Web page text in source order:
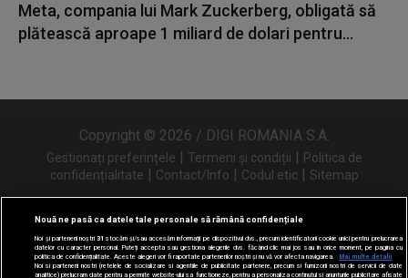
Meta, compania lui Mark Zuckerberg, obligată să
plătească aproape 1 miliard de dolari pentru...
Copyright © 2026 / DIGI ROMANIA S.A.
Gestionați preferințele | Termeni și condiții | Politica de
confidențialitate | Contact/Info | Codul etic | Sitemap
Urmărește-ne și pe
Nouă ne pasă ca datele tale personale să rămână confidențiale
Noi și partenerii noștri31 stocăm și/sau accesăm informații pe dispozitivul dvs., precum identificatorii cookie unici pentru prelucrarea
datelor cu caracter personal. Puteți accepta sau gestiona alegerile dvs. făcând clic mai jos sau în orice moment, pe pagina cu
politica de confidențialitate. Aceste alegeri vor fi raportate partenerilor noștri și nu vă vor afecta navigarea.
Mai multe detalii
Noi si partenerii nostri (retelele de socializare si agentiile de publicitate partenere, precum si furnizorii nostri de servicii de date
analitice) prelucram date pentru a permite website-ului sa functioneze, pentru a personaliza continutul si anunturile publicitare afisate